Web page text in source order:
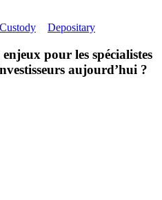
Custody Depositary
pour les spécialistes
aujourd’hui ?